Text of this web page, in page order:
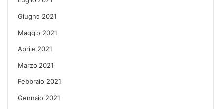
Giugno 2021
Maggio 2021
Aprile 2021
Marzo 2021
Febbraio 2021
Gennaio 2021